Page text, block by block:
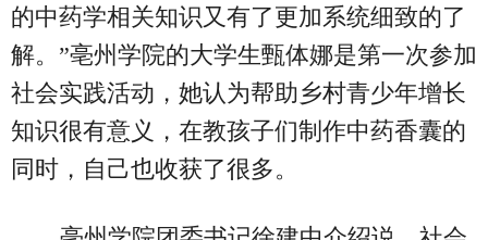
的中药学相关知识又有了更加系统细致的了
解。”亳州学院的大学生甄体娜是第一次参加
社会实践活动，她认为帮助乡村青少年增长
知识很有意义，在教孩子们制作中药香囊的
同时，自己也收获了很多。